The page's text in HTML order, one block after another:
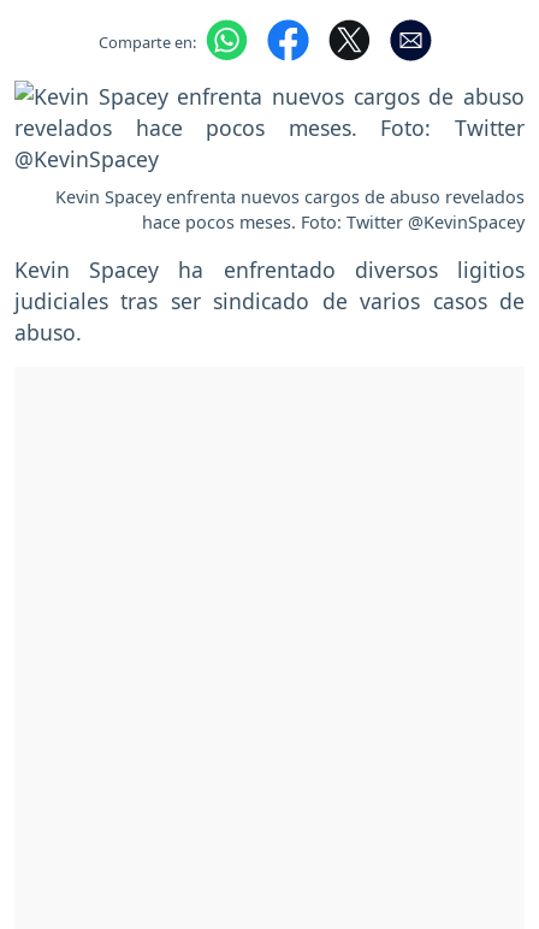
Comparte en:
Kevin Spacey enfrenta nuevos cargos de abuso revelados
hace pocos meses. Foto: Twitter @KevinSpacey
Kevin Spacey ha enfrentado diversos ligitios
judiciales tras ser sindicado de varios casos de
abuso.